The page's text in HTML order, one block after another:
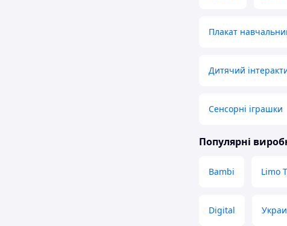
Плакат
Дитячий
Сенсорні іграшки
Популярні
Bambi Limo
Digital